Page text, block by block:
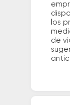
los
de